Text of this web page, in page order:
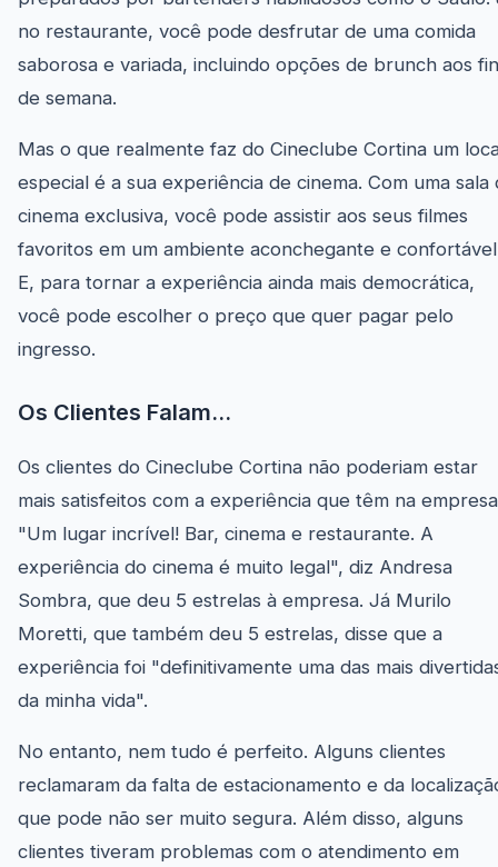
no restaurante, você pode desfrutar de uma comida
saborosa e variada, incluindo opções de brunch aos
de semana.
Mas o que realmente faz do Cineclube Cortina um
especial é a sua experiência de cinema. Com uma sala
cinema exclusiva, você pode assistir aos seus filmes
favoritos em um ambiente aconchegante e
E, para tornar a experiência ainda mais democrática,
você pode escolher o preço que quer pagar pelo
ingresso.
Os Clientes Falam...
Os clientes do Cineclube Cortina não poderiam estar
mais satisfeitos com a experiência que têm na
"Um lugar incrível! Bar, cinema e restaurante. A
experiência do cinema é muito legal", diz Andresa
Sombra, que deu 5 estrelas à empresa. Já Murilo
Moretti, que também deu 5 estrelas, disse que a
experiência foi "definitivamente uma das mais
da minha vida".
No entanto, nem tudo é perfeito. Alguns clientes
reclamaram da falta de estacionamento e da
que pode não ser muito segura. Além disso, alguns
clientes tiveram problemas com o atendimento em